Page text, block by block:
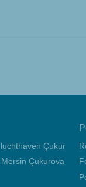
Çukurova
Çukurova